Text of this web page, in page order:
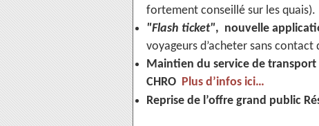
fortement conseillé sur les quais).
"Flash ticket", nouvelle
voyageurs d’acheter sans
Maintien du service de
CHRO Plus d’infos ici…
Reprise de l’offre grand public